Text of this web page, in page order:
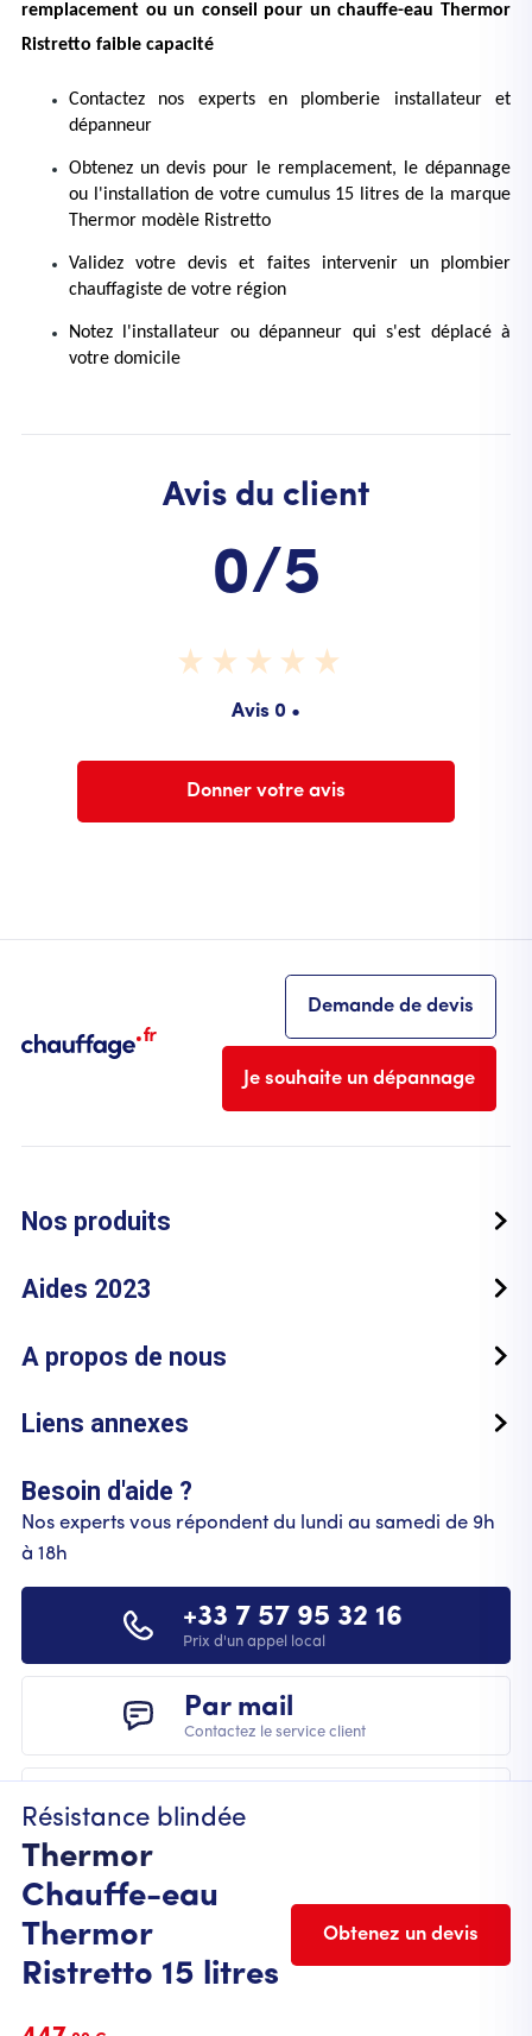
remplacement ou un conseil pour un chauffe-eau Thermor
Ristretto faible capacité
Contactez nos experts en plomberie installateur et
dépanneur
Obtenez un devis pour le remplacement, le dépannage
ou l'installation de votre cumulus 15 litres de la marque
Thermor modèle Ristretto
Validez votre devis et faites intervenir un plombier
chauffagiste de votre région
Notez l'installateur ou dépanneur qui s'est déplacé à
votre domicile
Avis du client
0/5
Avis 0 •
Donner votre avis
Résistance blindée
Thermor
Chauffe-eau
Thermor
Ristretto 15 litres
Obtenez un devis
Demande de devis
Je souhaite un dépannage
Nos produits
Aides 2023
A propos de nous
Liens annexes
Besoin d'aide ?
Nos experts vous répondent du lundi au samedi de 9h
à 18h
+33 7 57 95 32 16
Prix d'un appel local
Par mail
Contactez le service client